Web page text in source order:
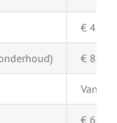
€ 4,-
€ 8,-
Vanaf
€ 6,-